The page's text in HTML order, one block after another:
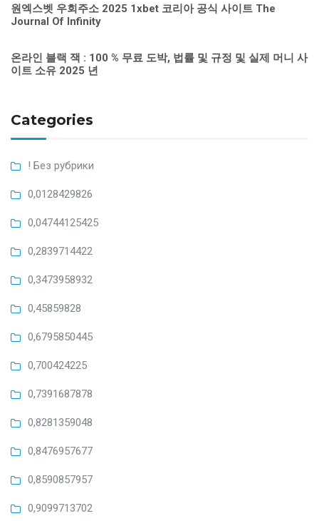
원엑스벳 우회주소 2025 1xbet 코리아 공식 사이트 The
Journal Of Infinity
온라인 블랙 잭 : 100 % 무료 도박, 법률 및 규정 및 실제 머니 사
이트 소유 2025 년
Categories
! Без рубрики
0,0128429826
0,04744125425
0,2839714422
0,3473958932
0,45859828
0,6795850445
0,700424225
0,7391687878
0,8281359048
0,8476957677
0,8590857957
0,9099713702